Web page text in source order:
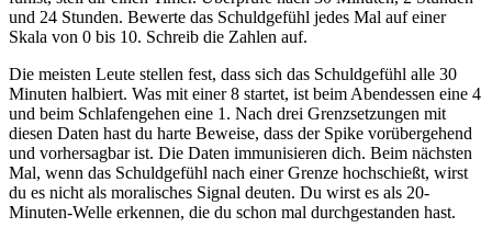
und 24 Stunden. Bewerte das Schuldgefühl jedes Mal auf einer
Skala von 0 bis 10. Schreib die Zahlen auf.
Die meisten Leute stellen fest, dass sich das Schuldgefühl alle 30
Minuten halbiert. Was mit einer 8 startet, ist beim Abendessen eine 4
und beim Schlafengehen eine 1. Nach drei Grenzsetzungen mit
diesen Daten hast du harte Beweise, dass der Spike vorübergehend
und vorhersagbar ist. Die Daten immunisieren dich. Beim nächsten
Mal, wenn das Schuldgefühl nach einer Grenze hochschießt, wirst
du es nicht als moralisches Signal deuten. Du wirst es als 20-
Minuten-Welle erkennen, die du schon mal durchgestanden hast.